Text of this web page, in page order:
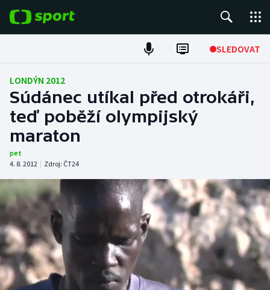
SLEDOVAT
Fotbal
Hokej
Tenis
Atletika
Cyklistika
DALŠÍ SPORTY
Americký fotbal
Baseball a softbal
NEPŘEHLÉDNĚTE
Soutěže
LONDÝN 2012
Súdánec utíkal před otrokáři,
teď poběží olympijský
maraton
pet
4. 8. 2012 | Zdroj: ČT24